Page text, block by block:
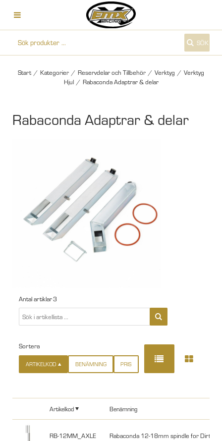
SÖK
Start / Kategorier / Reservdelar och Tillbehör / Verktyg / Verktyg
Hjul / Rabaconda Adaptrar & delar
Rabaconda Adaptrar & delar
Antal artiklar3
Sortera
ARTIKELKOD BENÄMNING PRIS
Artikelkod Benämning
RB-12MM_AXLE Rabaconda 12-18mm spindle for Dirt